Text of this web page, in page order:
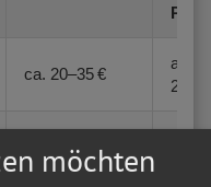
ca. 20–35 €
ab
200 €
ca. 25–45 €
möchten